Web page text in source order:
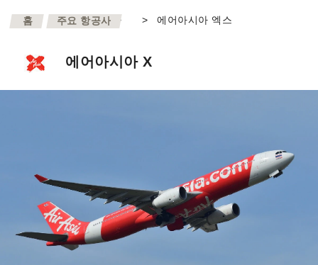
홈 >
주요 항공사 > 에어아시아 엑스
에어아시아 X